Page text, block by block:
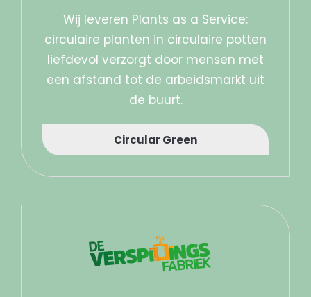
Wij leveren Plants as a Service:
circulaire planten in circulaire potten
liefdevol verzorgt door mensen met
een afstand tot de arbeidsmarkt uit
de buurt.
Circular Green